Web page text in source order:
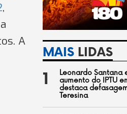
,
A
MAISLIDAS
1
Leonardo Santana
aumento do IPTU
destaca
Teresina